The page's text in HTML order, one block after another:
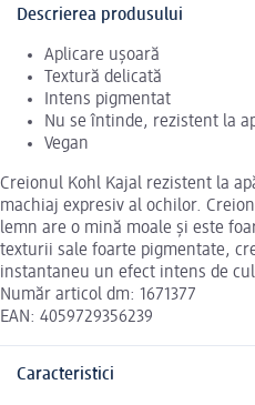
Descrierea produsului
Aplicare ușoară
Textură delicată
Intens pigmentat
Nu se întinde, rezistent la
Vegan
Creionul Kohl Kajal rezistent la
machiaj expresiv al ochilor.
lemn are o mină moale și este
texturii sale foarte pigmentate,
instantaneu un efect intens de
Număr articol dm: 1671377
EAN: 4059729356239
Caracteristici